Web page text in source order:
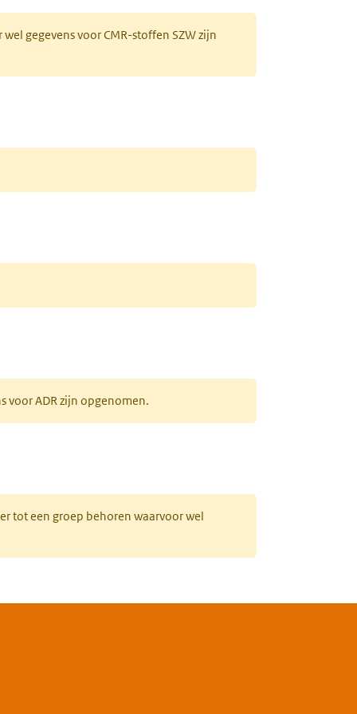
gegevens voor CMR-stoffen SZW zijn
voor ADR zijn opgenomen.
tot een groep behoren waarvoor wel